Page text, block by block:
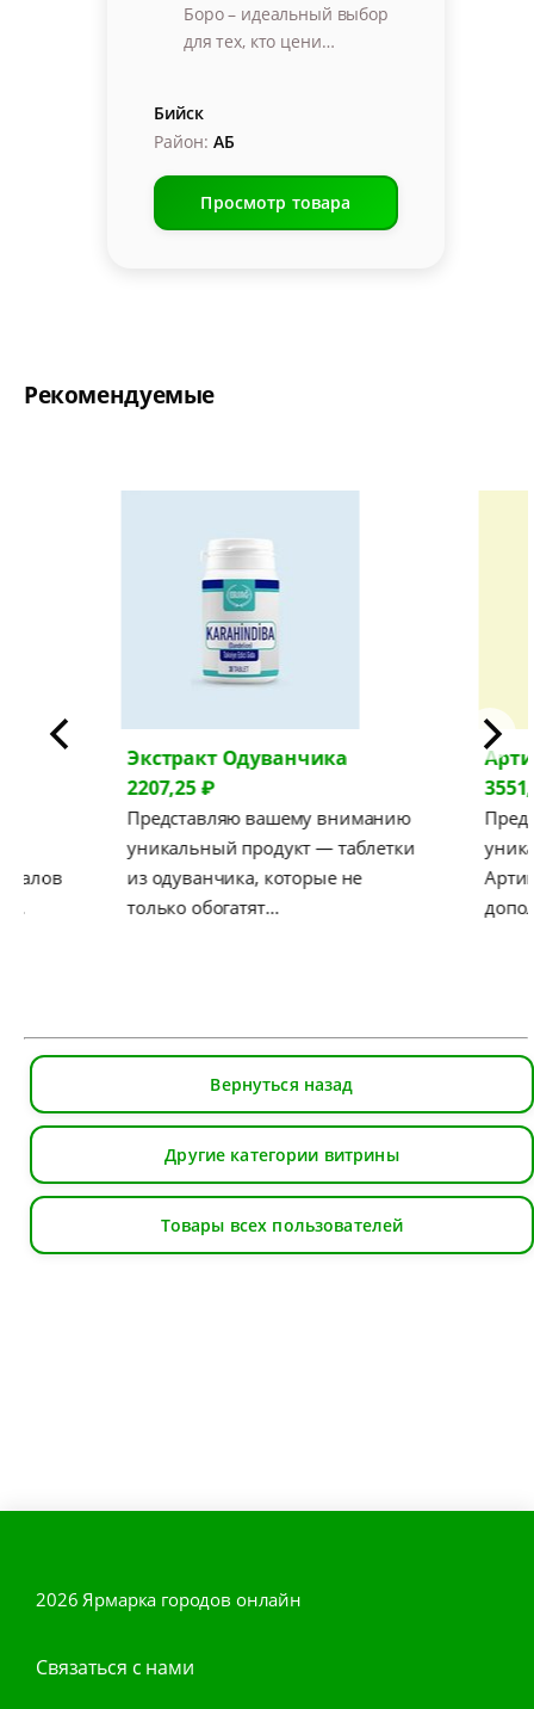
Боро – идеальный выбор
для тех, кто цени…
Бийск
Район: АБ
Просмотр товара
Рекомендуемые
…
Экстракт Одуванчика
2207,25 ₽
Представляю вашему вниманию
уникальный продукт — таблетки
из одуванчика, которые не
только обогатят…
Вернуться назад
Другие категории витрины
Товары всех пользователей
2026 Ярмарка городов онлайн
Связаться с нами